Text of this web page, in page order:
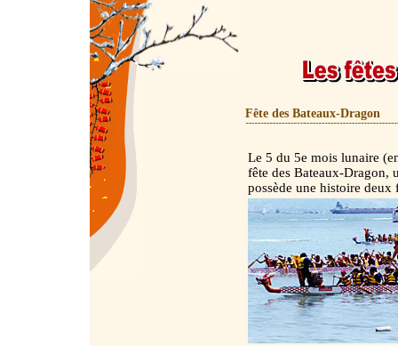
Fête des Bateaux-Dragon
Le 5 du 5e mois lunaire
fête des Bateaux-Dragon,
possède une histoire